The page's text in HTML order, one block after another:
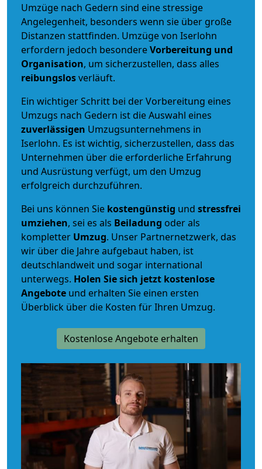
Umzüge nach Gedern sind eine stressige
Angelegenheit, besonders wenn sie über große
Distanzen stattfinden. Umzüge von Iserlohn
erfordern jedoch besondereVorbereitung und
Organisation, um sicherzustellen, dass alles
reibungslosverläuft.
Ein wichtiger Schritt bei der Vorbereitung eines
Umzugs nach Gedern ist die Auswahl eines
zuverlässigen Umzugsunternehmens in
Iserlohn. Es ist wichtig, sicherzustellen, dass das
Unternehmen über die erforderliche Erfahrung
und Ausrüstung verfügt, um den Umzug
erfolgreich durchzuführen.
Bei uns können Sie kostengünstig und stressfrei
umziehen, sei es als Beiladung oder als
kompletter Umzug. Unser Partnernetzwerk, das
wir über die Jahre aufgebaut haben, ist
deutschlandweit und sogar international
unterwegs. Holen Sie sich jetzt kostenlose
Angebote und erhalten Sie einen ersten
Überblick über die Kosten für Ihren Umzug.
Kostenlose Angebote erhalten